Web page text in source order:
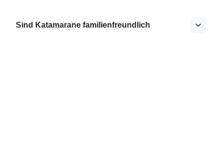
Sind Katamarane familienfreundlich